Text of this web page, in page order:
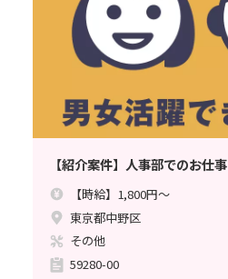
【紹介案件】人事部でのお仕事
【時給】1,800円～
東京都中野区
その他
59280-00